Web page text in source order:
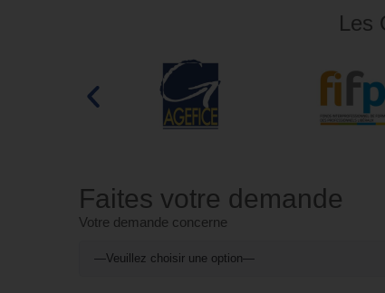
Les
Faites votre demande
Votre demande concerne